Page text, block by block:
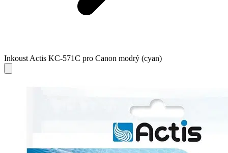
Inkoust Actis KC-571C pro Canon modrý (cyan)